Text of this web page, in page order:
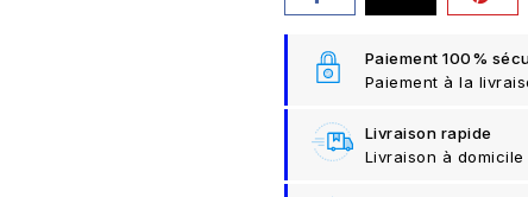
Paiement 100%
Paiement à la
Livraison rapide
Livraison à